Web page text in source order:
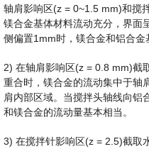
轴肩影响区(z = 0~1.5 mm)和搅
镁合金基体材料流动充分，界面
侧偏置1mm时，镁合金和铝合金
2) 在轴肩影响区(z = 0.8 mm)截
重合时，镁合金的流动集中于轴
肩内部区域。当搅拌头轴线向铝
和镁合金的流动量基本相当。
3) 在搅拌针影响区(z = 2.5)截取